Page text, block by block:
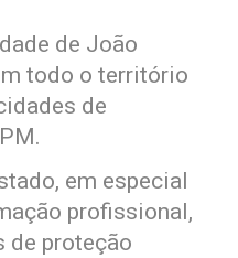
de João
todo o território
de
em especial
profissional,
de proteção